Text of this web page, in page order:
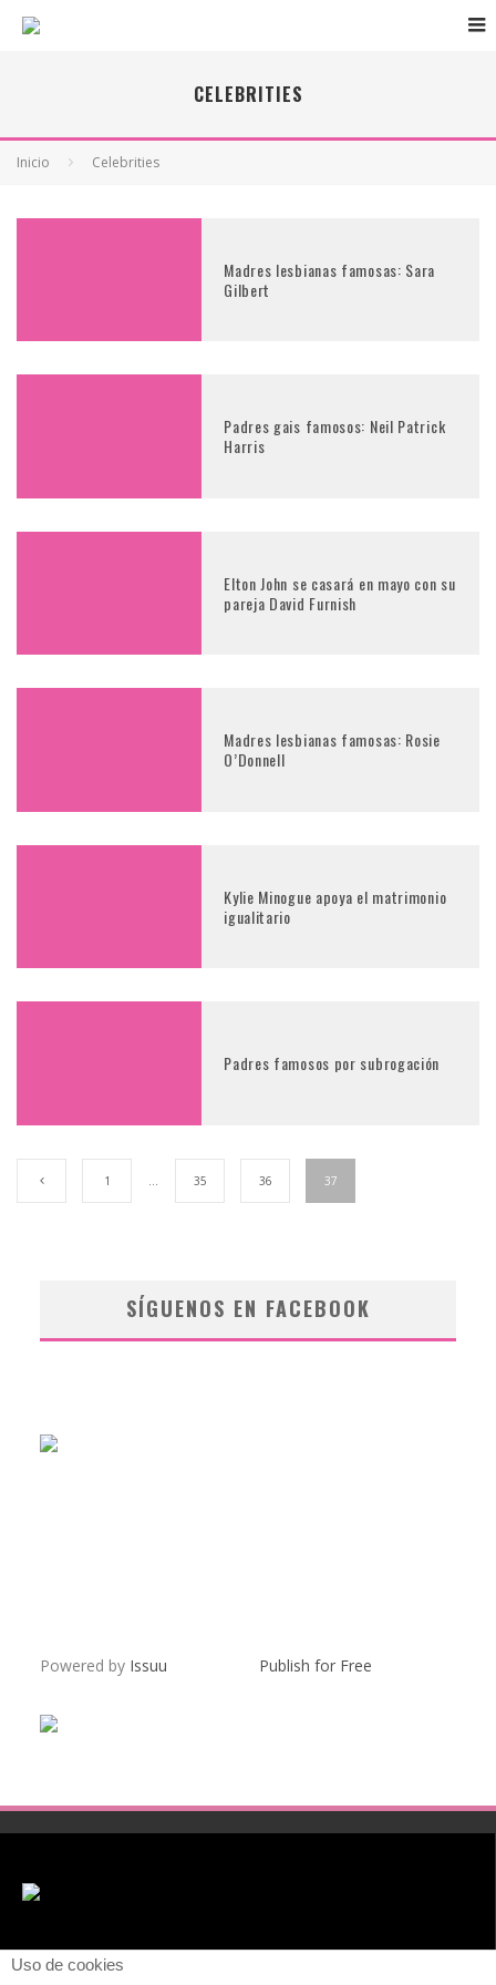
CELEBRITIES
Inicio Celebrities
Madres lesbianas famosas: Sara
Gilbert
Padres gais famosos: Neil Patrick
Harris
Elton John se casará en mayo con su
pareja David Furnish
Madres lesbianas famosas: Rosie
O’Donnell
Kylie Minogue apoya el matrimonio
igualitario
Padres famosos por subrogación
1 35 36 37
SÍGUENOS EN FACEBOOK
Powered by Issuu Publish for Free
Uso de cookies